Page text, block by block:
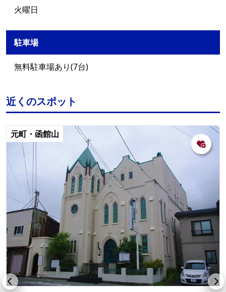
火曜日
駐車場
無料駐車場あり(7台)
近くのスポット
元町・函館山